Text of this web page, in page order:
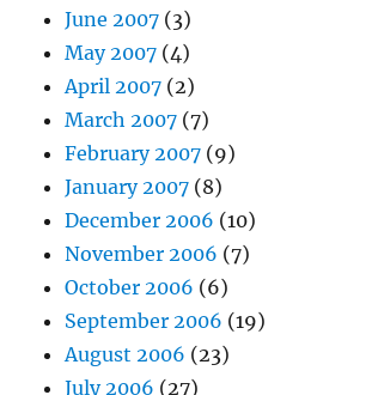
June 2007 (3)
May 2007 (4)
April 2007 (2)
March 2007 (7)
February 2007 (9)
January 2007 (8)
December 2006 (10)
November 2006 (7)
October 2006 (6)
September 2006 (19)
August 2006 (23)
July 2006 (27)